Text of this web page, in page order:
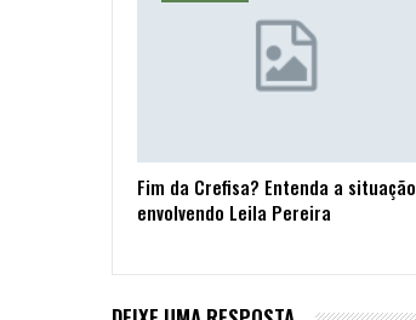
Fim da Crefisa? Entenda a situação
envolvendo Leila Pereira